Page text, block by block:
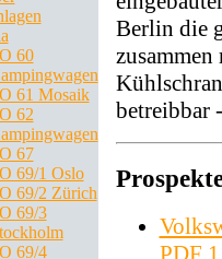
60
61 Mosaik
62
67
69/1 Oslo
69/2 Zürich
69/3
69/4
Berlin die
betreibbar